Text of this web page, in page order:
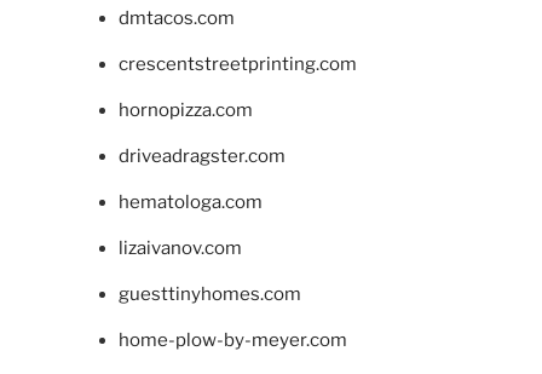
dmtacos.com
crescentstreetprinting.com
hornopizza.com
driveadragster.com
hematologa.com
lizaivanov.com
guesttinyhomes.com
home-plow-by-meyer.com